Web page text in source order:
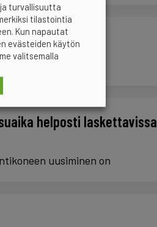
helposti laskettavissa
uusiminen on
turvallisuutta
tilastointia
Kun napautat
evästeiden käytön
valitsemalla